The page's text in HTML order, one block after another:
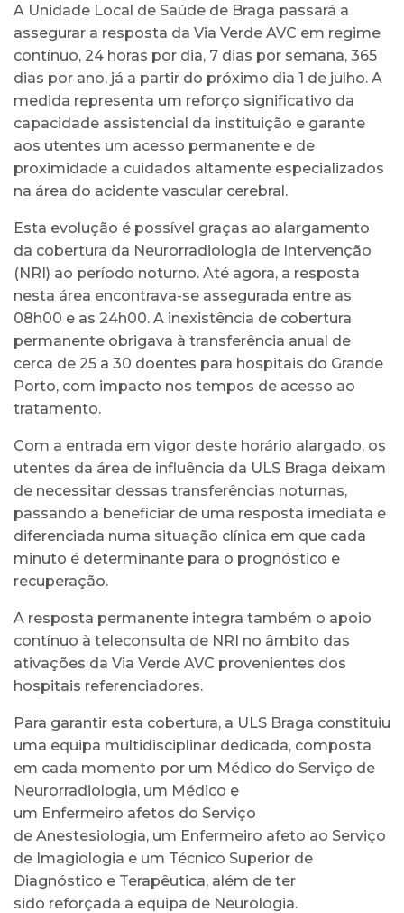
A Unidade Local de Saúde de Braga passará a
assegurar a resposta da Via Verde AVC em regime
contínuo, 24 horas por dia, 7 dias por semana, 365
dias por ano, já a partir do próximo dia 1 de julho. A
medida representa um reforço significativo da
capacidade assistencial da instituição e garante
aos utentes um acesso permanente e de
proximidade a cuidados altamente especializados
na área do acidente vascular cerebral.
Esta evolução é possível graças ao alargamento
da cobertura da Neurorradiologia de Intervenção
(NRI) ao período noturno. Até agora, a resposta
nesta área encontrava-se assegurada entre as
08h00 e as 24h00. A inexistência de cobertura
permanente obrigava à transferência anual de
cerca de 25 a 30 doentes para hospitais do Grande
Porto, com impacto nos tempos de acesso ao
tratamento.
Com a entrada em vigor deste horário alargado, os
utentes da área de influência da ULS Braga deixam
de necessitar dessas transferências noturnas,
passando a beneficiar de uma resposta imediata e
diferenciada numa situação clínica em que cada
minuto é determinante para o prognóstico e
recuperação.
A resposta permanente integra também o apoio
contínuo à teleconsulta de NRI no âmbito das
ativações da Via Verde AVC provenientes dos
hospitais referenciadores.
Para garantir esta cobertura, a ULS Braga constituiu
uma equipa multidisciplinar dedicada, composta
em cada momento por um Médico do Serviço de
Neurorradiologia, um Médico e
um Enfermeiro afetos do Serviço
de Anestesiologia, um Enfermeiro afeto ao Serviço
de Imagiologia e um Técnico Superior de
Diagnóstico e Terapêutica, além de ter
sido reforçada a equipa de Neurologia.